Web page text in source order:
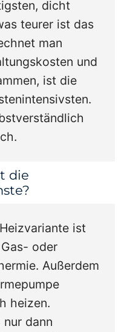
dicht
teurer ist das
man
und
ist die
die
ist
oder
Außerdem
heizen.
dann